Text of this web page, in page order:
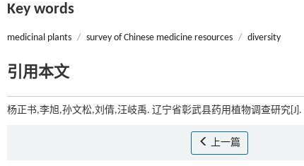
Key words
medicinal plants / survey of Chinese medicine resources / diversity
引用本文
杨正书,李旭,孙文松,刘倩,汪岐禹. 辽宁省彰武县药用植物调查研究[J].
上一篇